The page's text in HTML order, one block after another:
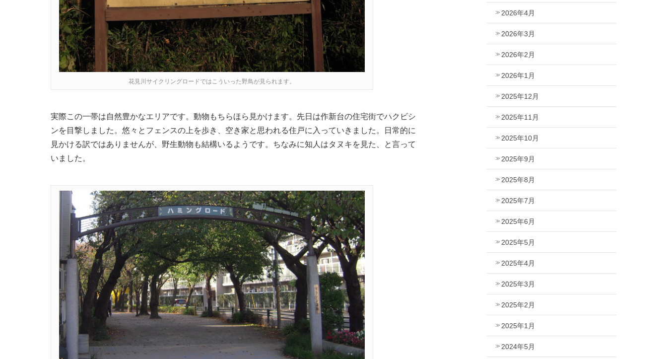
花見川サイクリングロードではこういった野鳥が見られます。
実際この一帯は自然豊かなエリアです。動物もちらほら見かけます。先日は作新台の住宅街でハクビシ
ンを目撃しました。悠々とフェンスの上を歩き、空き家と思われる住戸に入っていきました。日常的に
見かける訳ではありませんが、野生動物も結構いるようです。ちなみに知人はタヌキを見た、と言って
いました。
2026年4月
2026年3月
2026年2月
2026年1月
2025年12月
2025年11月
2025年10月
2025年9月
2025年8月
2025年7月
2025年6月
2025年5月
2025年4月
2025年3月
2025年2月
2025年1月
2024年5月